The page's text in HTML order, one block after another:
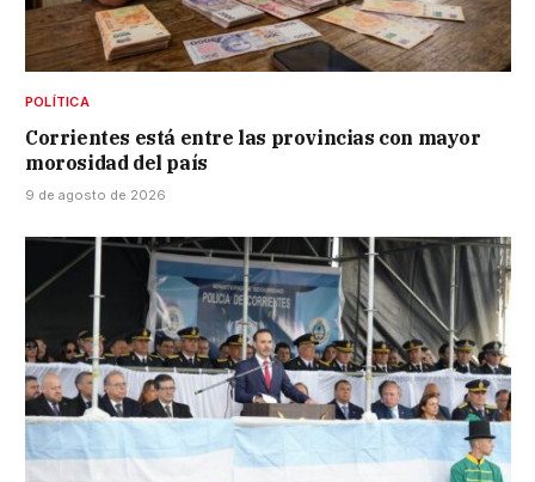
POLÍTICA
Corrientes está entre las provincias con mayor
morosidad del país
9 de agosto de 2026